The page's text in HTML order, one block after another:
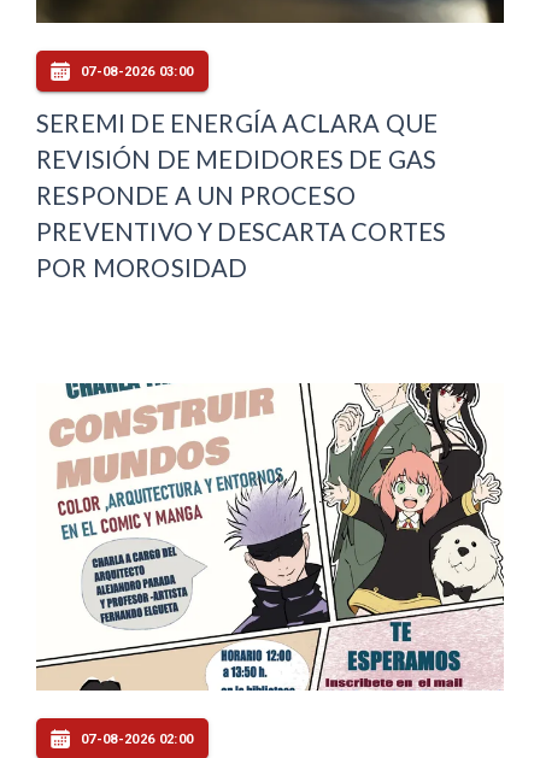
07-08-2026 03:00
SEREMI DE ENERGÍA ACLARA QUE
REVISIÓN DE MEDIDORES DE GAS
RESPONDE A UN PROCESO
PREVENTIVO Y DESCARTA CORTES
POR MOROSIDAD
07-08-2026 02:00